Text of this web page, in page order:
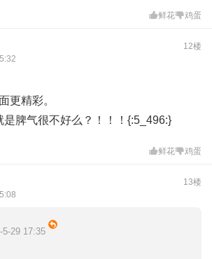
鲜花 鸡蛋
12楼
更精彩。
是脾气很不好么？！！！{:5_496:}
鲜花 鸡蛋
13楼
5-29 17:35